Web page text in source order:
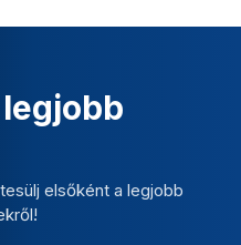
elsőként a legjobb